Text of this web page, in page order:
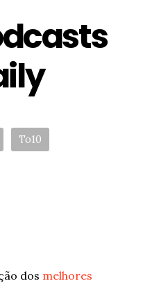
To10
dos melhores